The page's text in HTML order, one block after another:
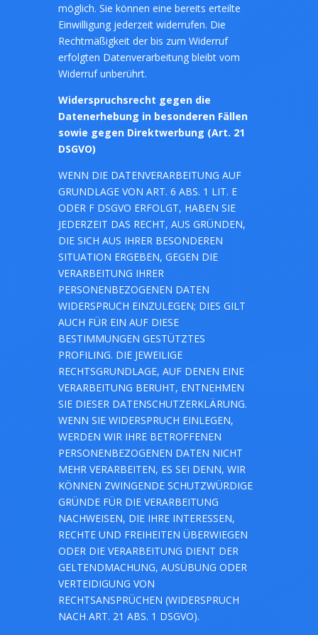
möglich. Sie können eine bereits erteilte
Einwilligung jederzeit widerrufen. Die
Rechtmäßigkeit der bis zum Widerruf
erfolgten Datenverarbeitung bleibt vom
Widerruf unberührt.
Widerspruchsrecht gegen die
Datenerhebung in besonderen Fällen
sowie gegen Direktwerbung (Art. 21
DSGVO)
WENN DIE DATENVERARBEITUNG AUF
GRUNDLAGE VON ART. 6 ABS. 1 LIT. E
ODER F DSGVO ERFOLGT, HABEN SIE
JEDERZEIT DAS RECHT, AUS GRÜNDEN,
DIE SICH AUS IHRER BESONDEREN
SITUATION ERGEBEN, GEGEN DIE
VERARBEITUNG IHRER
PERSONENBEZOGENEN DATEN
WIDERSPRUCH EINZULEGEN; DIES GILT
AUCH FÜR EIN AUF DIESE
BESTIMMUNGEN GESTÜTZTES
PROFILING. DIE JEWEILIGE
RECHTSGRUNDLAGE, AUF DENEN EINE
VERARBEITUNG BERUHT, ENTNEHMEN
SIE DIESER DATENSCHUTZERKLÄRUNG.
WENN SIE WIDERSPRUCH EINLEGEN,
WERDEN WIR IHRE BETROFFENEN
PERSONENBEZOGENEN DATEN NICHT
MEHR VERARBEITEN, ES SEI DENN, WIR
KÖNNEN ZWINGENDE SCHUTZWÜRDIGE
GRÜNDE FÜR DIE VERARBEITUNG
NACHWEISEN, DIE IHRE INTERESSEN,
RECHTE UND FREIHEITEN ÜBERWIEGEN
ODER DIE VERARBEITUNG DIENT DER
GELTENDMACHUNG, AUSÜBUNG ODER
VERTEIDIGUNG VON
RECHTSANSPRÜCHEN (WIDERSPRUCH
NACH ART. 21 ABS. 1 DSGVO).